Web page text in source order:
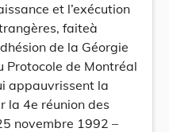
et l’exécution
faiteà
de la Géorgie
Protocole de Montréal
appauvrissent la
la 4e réunion des
novembre 1992 –